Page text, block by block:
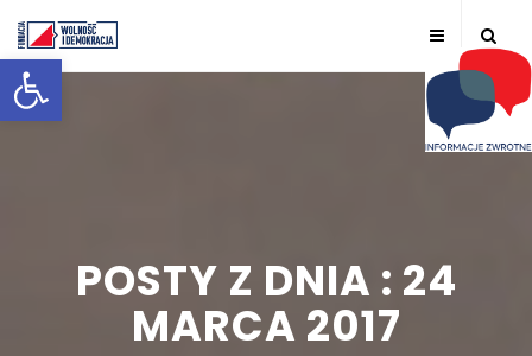
Otwórz pasek narzędzi
POSTY Z DNIA : 24
MARCA 2017